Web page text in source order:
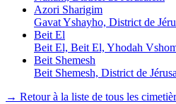
Azori Sharigim
Gavat Yshayho, District de
Beit El
Beit El, Beit El, Yhodah
Beit Shemesh
Beit Shemesh, District de
→ Retour à la liste de tous les